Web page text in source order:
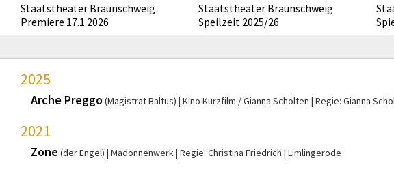
Staatstheater Braunschweig
Premiere 17.1.2026
Staatstheater Braunschweig
Speilzeit 2025/26
2025
Arche Preggo(Magistrat Baltus) Kino Kurzfilm / Gianna Scholten Regie: Gianna
2021
Zone (der Engel) Madonnenwerk Regie: Christina Friedrich Limlingerode